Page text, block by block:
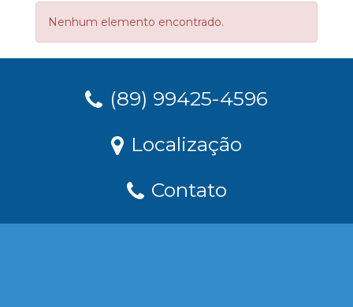
Nenhum elemento encontrado.
(89) 99425-4596
Localização
Contato